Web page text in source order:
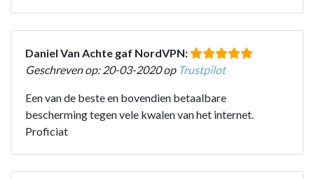
Daniel Van Achte gaf NordVPN:
Geschreven op: 20-03-2020 op Trustpilot
Een van de beste en bovendien betaalbare
bescherming tegen vele kwalen van het internet.
Proficiat